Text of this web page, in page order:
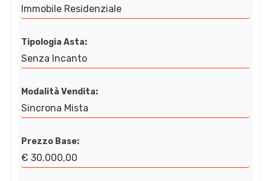
Immobile Residenziale
Tipologia Asta:
Senza Incanto
Modalità Vendita:
Sincrona Mista
Prezzo Base:
€ 30.000,00